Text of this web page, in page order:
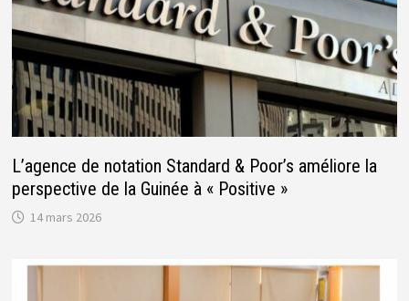
L’agence de notation Standard & Poor’s améliore la
perspective de la Guinée à « Positive »
14 mars 2026